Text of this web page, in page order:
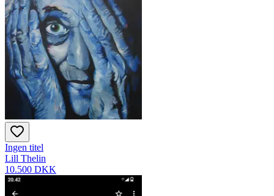
Ingen titel
Lill Thelin
10.500 DKK